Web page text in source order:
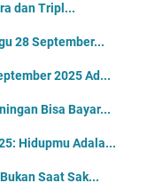
dan Tripl...
28 September...
2025 Ad...
Bisa Bayar...
Hidupmu Adala...
Saat Sak...